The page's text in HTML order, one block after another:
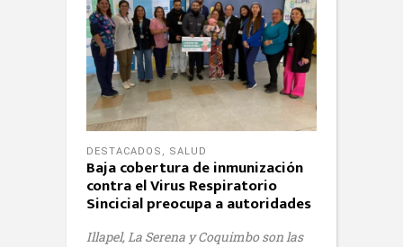
DESTACADOS , SALUD
Baja cobertura de inmunización
contra el Virus Respiratorio
Sincicial preocupa a autoridades
Illapel, La Serena y Coquimbo son las